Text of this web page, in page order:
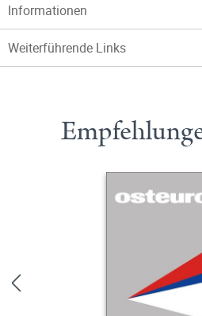
Informationen
Weiterführende Links